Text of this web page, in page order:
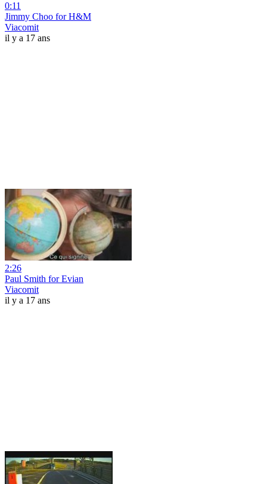
0:11
Jimmy Choo for H&M
Viacomit
il y a 17 ans
2:26
Paul Smith for Evian
Viacomit
il y a 17 ans